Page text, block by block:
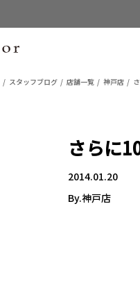
スタッフブログ 店舗一覧 神戸店
さらに
2014.01.20
By.神戸店